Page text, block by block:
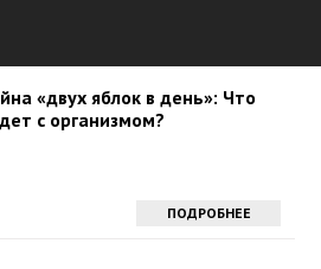
«двух яблок в день»: Что
с организмом?
ПОДРОБНЕЕ